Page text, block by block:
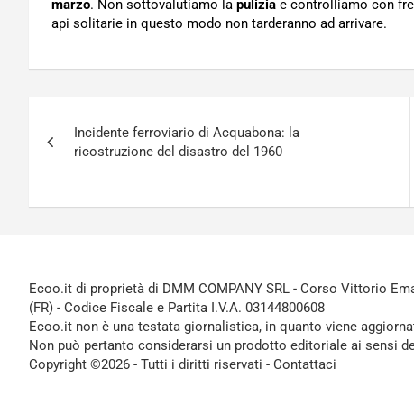
marzo. Non sottovalutiamo la pulizia e controlliamo con
api solitarie in questo modo non tarderanno ad arrivare.
articoli
Incidente ferroviario di Acquabona: la
ricostruzione del disastro del 1960
Ecoo.it di proprietà di DMM COMPANY SRL - Corso Vittorio
(FR) - Codice Fiscale e Partita I.V.A. 03144800608
Ecoo.it non è una testata giornalistica, in quanto viene
Non può pertanto considerarsi un prodotto editoriale ai sensi
Copyright ©2026 - Tutti i diritti riservati - Contattaci